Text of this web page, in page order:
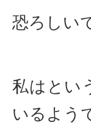
恐ろしい
私はとい
いるよう